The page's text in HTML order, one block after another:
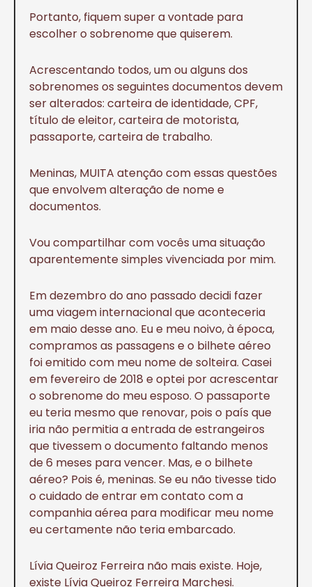
Portanto, fiquem super a vontade para
escolher o sobrenome que quiserem.
Acrescentando todos, um ou alguns dos
sobrenomes os seguintes documentos devem
ser alterados: carteira de identidade, CPF,
título de eleitor, carteira de motorista,
passaporte, carteira de trabalho.
Meninas, MUITA atenção com essas questões
que envolvem alteração de nome e
documentos.
Vou compartilhar com vocês uma situação
aparentemente simples vivenciada por mim.
Em dezembro do ano passado decidi fazer
uma viagem internacional que aconteceria
em maio desse ano. Eu e meu noivo, à época,
compramos as passagens e o bilhete aéreo
foi emitido com meu nome de solteira. Casei
em fevereiro de 2018 e optei por acrescentar
o sobrenome do meu esposo. O passaporte
eu teria mesmo que renovar, pois o país que
iria não permitia a entrada de estrangeiros
que tivessem o documento faltando menos
de 6 meses para vencer. Mas, e o bilhete
aéreo? Pois é, meninas. Se eu não tivesse tido
o cuidado de entrar em contato com a
companhia aérea para modificar meu nome
eu certamente não teria embarcado.
Lívia Queiroz Ferreira não mais existe. Hoje,
existe Lívia Queiroz Ferreira Marchesi.